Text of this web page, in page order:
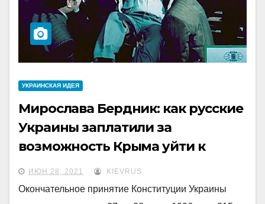
УКРАИНCКАЯ ИДЕЯ
Мирослава Бердник: как русские
Украины заплатили за
возможность Крыма уйти к
России
ИЮН 28, 2021 KIEVRUS
Окончательное принятие Конституции Украины